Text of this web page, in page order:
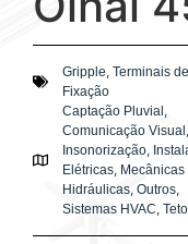
Gripple, Terminais de
Fixação
Captação Pluvial ,
Comunicação Visual ,
Insonorização,
Elétricas, Mecânicas
Hidráulicas, Outros,
Sistemas HVAC,